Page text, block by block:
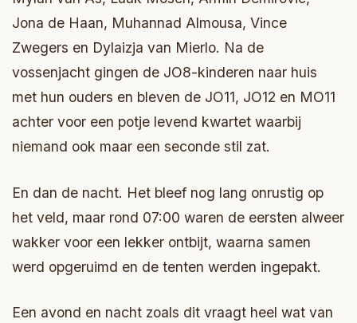
Jona de Haan, Muhannad Almousa, Vince
Zwegers en Dylaizja van Mierlo. Na de
vossenjacht gingen de JO8-kinderen naar huis
met hun ouders en bleven de JO11, JO12 en MO11
achter voor een potje levend kwartet waarbij
niemand ook maar een seconde stil zat.
En dan de nacht. Het bleef nog lang onrustig op
het veld, maar rond 07:00 waren de eersten alweer
wakker voor een lekker ontbijt, waarna samen
werd opgeruimd en de tenten werden ingepakt.
Een avond en nacht zoals dit vraagt heel wat van